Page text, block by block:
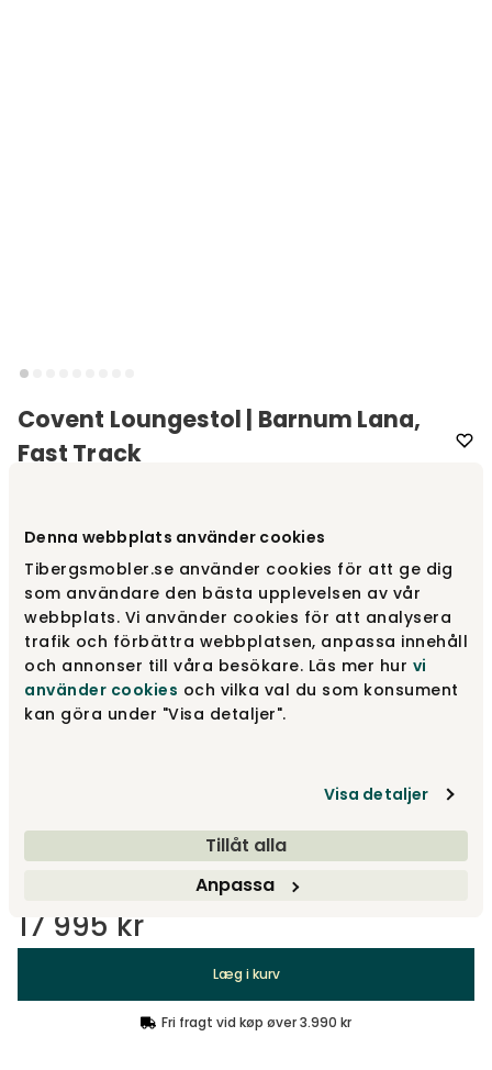
Denna webbplats använder cookies
Tibergsmobler.se använder cookies för att ge dig
som användare den bästa upplevelsen av vår
webbplats. Vi använder cookies för att analysera
trafik och förbättra webbplatsen, anpassa innehåll
och annonser till våra besökare. Läs mer hur vi
använder cookies och vilka val du som konsument
kan göra under "Visa detaljer".
Visa detaljer
Tillåt alla
Anpassa
Covent Loungestol | Barnum Lana,
Fast Track
Barnum Lana
Barnum Lana 17 995 kr
Barnum Hemp
17 995 kr
Læg i kurv
Fri fragt vid køp øver 3.990 kr